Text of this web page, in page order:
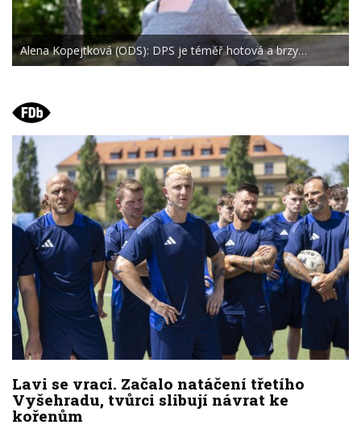
Alena Kopejtková (ODS): DPS je téměř hotová a brzy…
Lavi se vrací. Začalo natáčení třetího
Vyšehradu, tvůrci slibují návrat ke
kořenům